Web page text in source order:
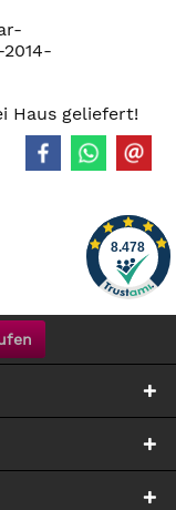
Haus geliefert!